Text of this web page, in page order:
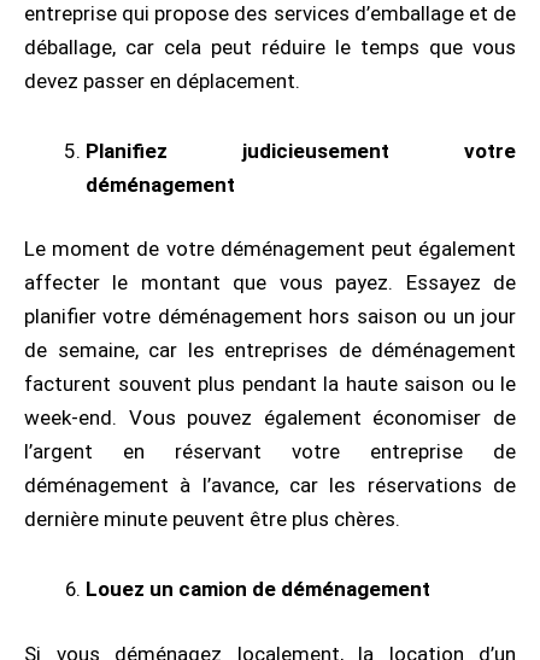
entreprise qui propose des services d’emballage et de
déballage, car cela peut réduire le temps que vous
devez passer en déplacement.
Planifiez judicieusement votre
déménagement
Le moment de votre déménagement peut également
affecter le montant que vous payez. Essayez de
planifier votre déménagement hors saison ou un jour
de semaine, car les entreprises de déménagement
facturent souvent plus pendant la haute saison ou le
week-end. Vous pouvez également économiser de
l’argent en réservant votre entreprise de
déménagement à l’avance, car les réservations de
dernière minute peuvent être plus chères.
Louez un camion de déménagement
Si vous déménagez localement, la location d’un